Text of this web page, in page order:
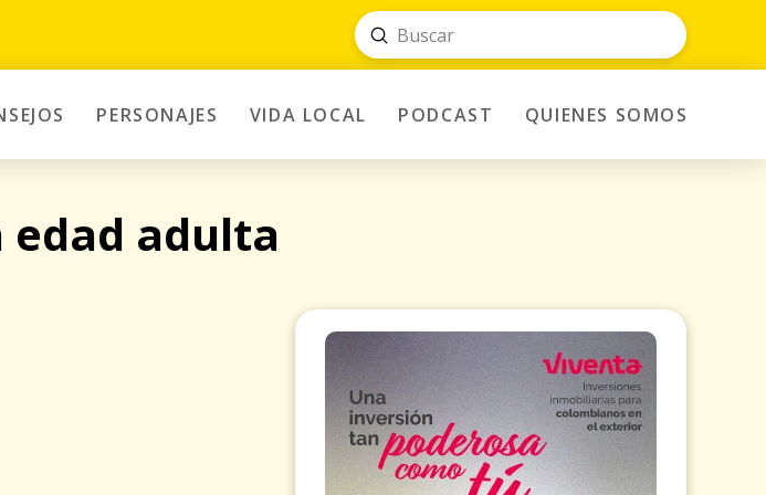
Search
Submit
PERSONAJES VIDA LOCAL PODCAST QUIENES SOMOS
adulta